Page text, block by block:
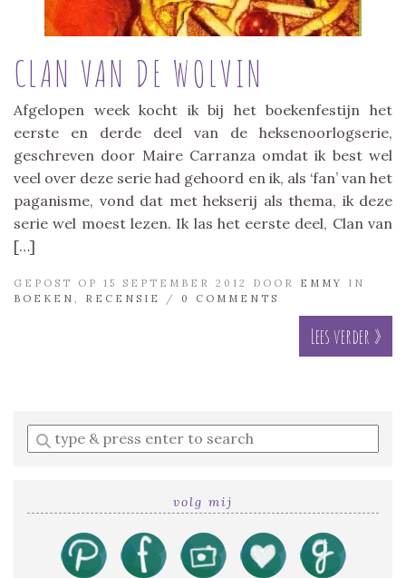
CLAN VAN DE WOLVIN
Afgelopen week kocht ik bij het boekenfestijn het
eerste en derde deel van de heksenoorlogserie,
geschreven door Maire Carranza omdat ik best wel
veel over deze serie had gehoord en ik, als ‘fan’ van het
paganisme, vond dat met hekserij als thema, ik deze
serie wel moest lezen. Ik las het eerste deel, Clan van
[…]
GEPOST OP 15 SEPTEMBER 2012 DOOR EMMY
IN
BOEKEN
RECENSIE / 0 COMMENTS
Lees verder »
Enter
a
volg mij